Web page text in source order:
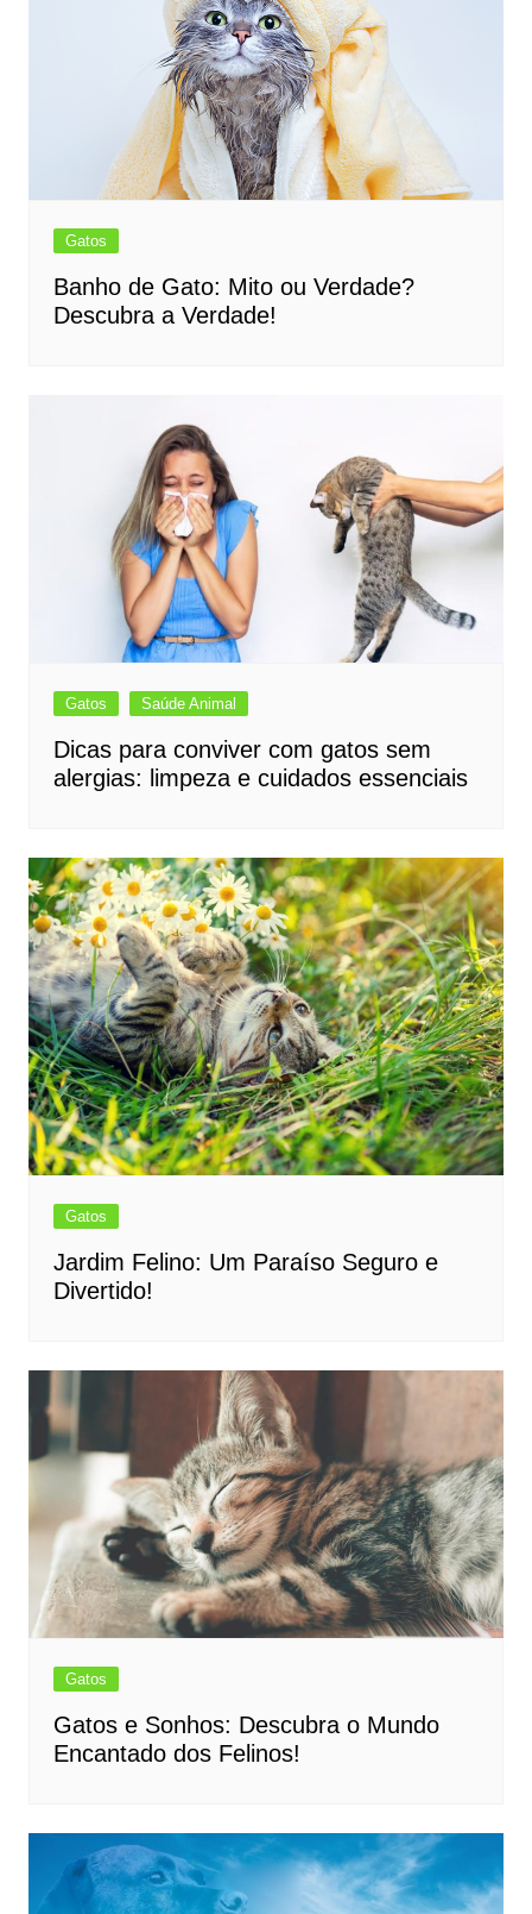
Gatos
Banho de Gato: Mito ou Verdade?
Descubra a Verdade!
Gatos Saúde Animal
Dicas para conviver com gatos sem
alergias: limpeza e cuidados essenciais
Gatos
Jardim Felino: Um Paraíso Seguro e
Divertido!
Gatos
Gatos e Sonhos: Descubra o Mundo
Encantado dos Felinos!